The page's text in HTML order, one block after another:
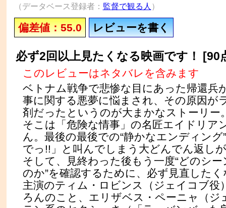
（データベース登録者： 監督で観る人 ）
偏差値：55.0 レビューを書く
必ず2回以上見たくなる映画です！ [90
このレビューはネタバレを含みます
ベトナム戦争で悲惨な目にあった帰還兵
事に関する悪夢に悩まされ、その原因が
剤だったというのが大まかなストーリー
そこは「危険な情事」の名匠エイドリア
ん。最後の最後での“静かなエンディング
でっ!!」と叫んでしまう大どんでん返し
そして、見終わった後もう一度“どのシ
のか”を確認するために、必ず見直した
主演のティム・ロビンス（ジェイコブ役
ろんのこと、エリザベス・ペーニャ（ジ